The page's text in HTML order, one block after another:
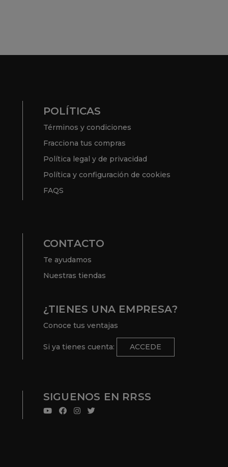
POLÍTICAS
Términos y condiciones
Fracciona tus compras
Política legal y de privacidad
Política y configuración de cookies
FAQS
CONTACTO
Te ayudamos
Nuestras tiendas
¿TIENES UNA EMPRESA?
Conoce tus ventajas
Si ya tienes cuenta: ACCEDE
SIGUENOS EN RRSS